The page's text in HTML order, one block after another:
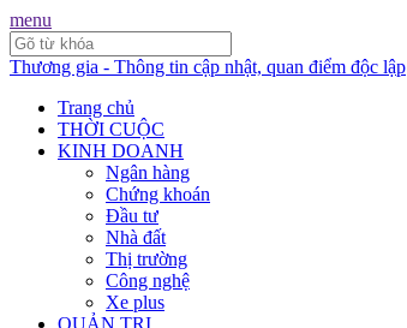
menu
Thương gia - Thông tin cập nhật, quan điểm độc lập
Trang chủ
THỜI CUỘC
KINH DOANH
Ngân hàng
Chứng khoán
Đầu tư
Nhà đất
Thị trường
Công nghệ
Xe plus
QUẢN TRỊ